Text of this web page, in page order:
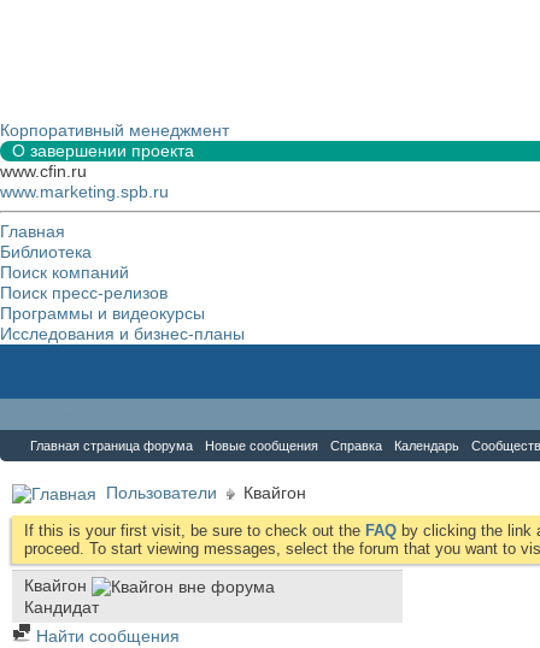
Корпоративный менеджмент
О завершении проекта
www.cfin.ru
www.marketing.spb.ru
Главная
Библиотека
Поиск компаний
Поиск пресс-релизов
Программы и видеокурсы
Исследования и бизнес-планы
Главная страница форума Новые сообщения Справка Календарь
Пользователи Квайгон
If this is your first visit, be sure to check out the FAQ by clicking the link
proceed. To start viewing messages, select the forum that you want to
Квайгон
Кандидат
Найти сообщения